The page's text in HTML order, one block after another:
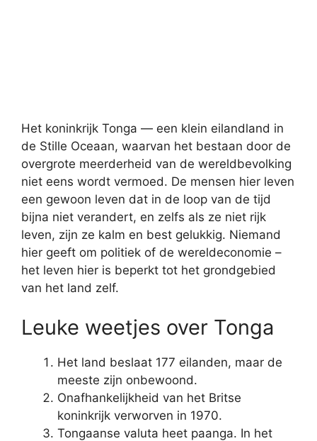
Het koninkrijk Tonga — een klein eilandland in
de Stille Oceaan, waarvan het bestaan ​​door de
overgrote meerderheid van de wereldbevolking
niet eens wordt vermoed. De mensen hier leven
een gewoon leven dat in de loop van de tijd
bijna niet verandert, en zelfs als ze niet rijk
leven, zijn ze kalm en best gelukkig. Niemand
hier geeft om politiek of de wereldeconomie –
het leven hier is beperkt tot het grondgebied
van het land zelf.
Leuke weetjes over Tonga
Het land beslaat 177 eilanden, maar de
meeste zijn onbewoond.
Onafhankelijkheid van het Britse
koninkrijk verworven in 1970.
Tongaanse valuta heet paanga. In het